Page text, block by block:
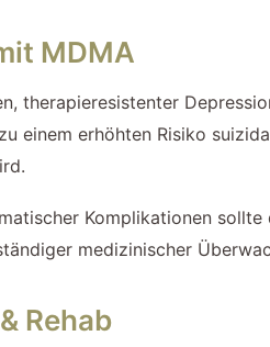
MDMA
therapieresistenter
einem erhöhten Risiko
Komplikationen
medizinischer
Rehab